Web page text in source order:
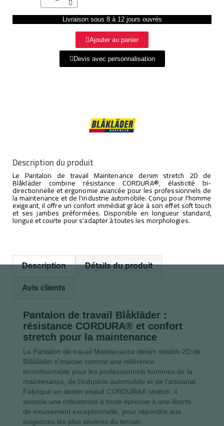
Livraison sous 8 à 12 jours ouvrés
Ajouter au panier
Devis avec personnalisation
Description du produit
Le Pantalon de travail Maintenance denim stretch 2D de
Blåkläder combine résistance CORDURA®, élasticité bi-
directionnelle et ergonomie avancée pour les professionnels de
la maintenance et de l'industrie automobile. Conçu pour l'homme
exigeant, il offre un confort immédiat grâce à son effet soft touch
et ses jambes préformées. Disponible en longueur standard,
longue et courte pour s'adapter à toutes les morphologies.
Description Détails du produit
Avis clients
Pantalon de travail Blåkläder :
résistance CORDURA® et confort
stretch pour la maintenance
Le Pantalon de travail Maintenance denim stretch 2D de
Blåkläder s'impose comme une référence
incontournable pour les professionnels hommes de la
maintenance, de l'industrie automobile et de l'artisanat.
Fabriqué en denim enduit CORDURA® stretch, il
associe une robustesse à toute épreuve à une liberté
de mouvement exceptionnelle, pour répondre aux
exigences les plus sévères du terrain.